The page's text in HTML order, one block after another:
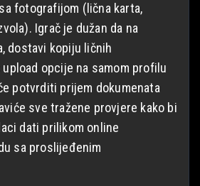
fotografijom (lična karta,
Igrač je dužan da na
dostavi kopiju ličnih
opcije na samom profilu
potvrditi prijem dokumenata
sve tražene provjere kako bi
dati prilikom online
sa proslijeđenim